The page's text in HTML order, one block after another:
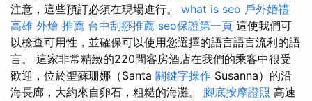
注意，這些預訂必須在現場進行。 what is seo 戶外婚禮
高雄 外燴 推薦 台中刮痧推薦 seo保證第一頁 這使我們可
以檢查可用性，並確保可以使用您選擇的語言語言流利的語
言。 這家非常精緻的220間客房酒店在我們的乘客中很受
歡迎，位於聖蘇珊娜（Santa 關鍵字操作 Susanna）的沿
海長廊，大約來自卵石，粗糙的海灘。 腳底按摩證照 高速